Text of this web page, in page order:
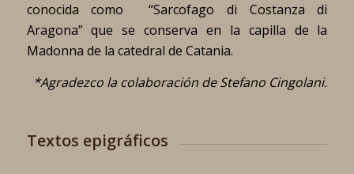
conocida como “Sarcofago di Costanza di
Aragona” que se conserva en la capilla de la
Madonna de la catedral de Catania.
*Agradezco la colaboración de Stefano Cingolani.
Textos epigráficos